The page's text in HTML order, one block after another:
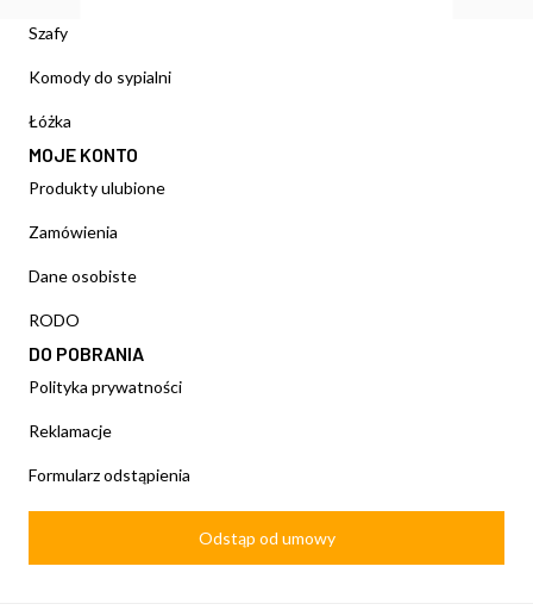
Szafy
Komody do sypialni
Łóżka
MOJE KONTO
Produkty ulubione
Zamówienia
Dane osobiste
RODO
DO POBRANIA
Polityka prywatności
Reklamacje
Formularz odstąpienia
Odstąp od umowy